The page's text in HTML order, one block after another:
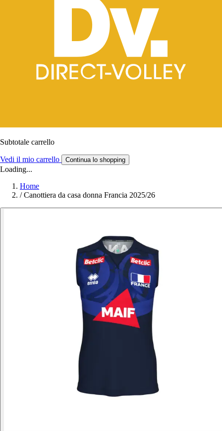
Subtotale carrello
Vedi il mio carrello Continua lo shopping
Loading...
Home
/ Canottiera da casa donna Francia 2025/26